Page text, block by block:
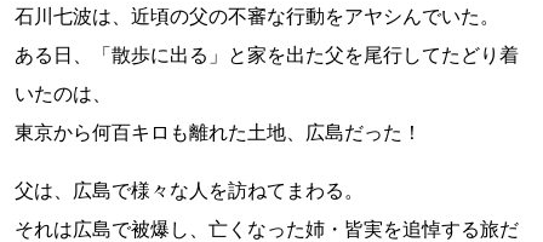
石川七波は、近頃の父の不審な行動をアヤシんでいた。
ある日、「散歩に出る」と家を出た父を尾行してたどり着
いたのは、
東京から何百キロも離れた土地、広島だった！
父は、広島で様々な人を訪ねてまわる。
それは広島で被爆し、亡くなった姉・皆実を追悼する旅だ